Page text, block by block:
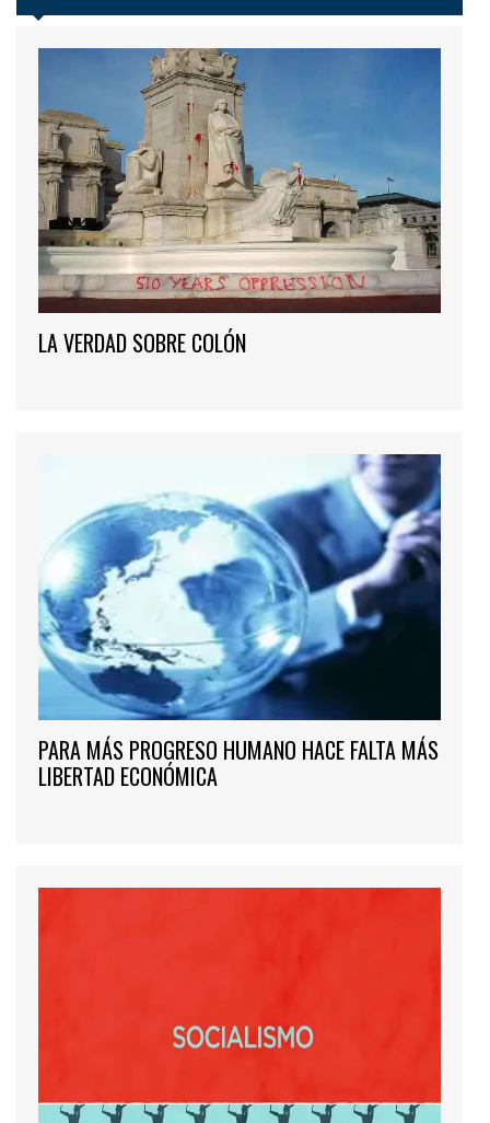
LA VERDAD SOBRE COLÓN
PARA MÁS PROGRESO HUMANO HACE FALTA MÁS
LIBERTAD ECONÓMICA